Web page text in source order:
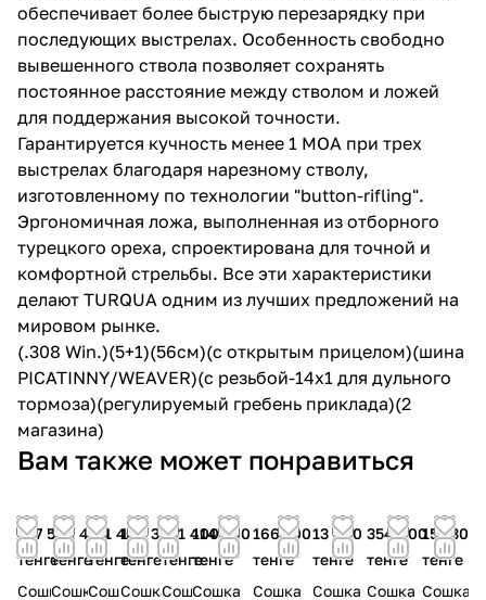
обеспечивает более быструю перезарядку при
последующих выстрелах. Особенность свободно
вывешенного ствола позволяет сохранять
постоянное расстояние между стволом и ложей
для поддержания высокой точности.
Гарантируется кучность менее 1 МОА при трех
выстрелах благодаря нарезному стволу,
изготовленному по технологии "button-rifling".
Эргономичная ложа, выполненная из отборного
турецкого ореха, спроектирована для точной и
комфортной стрельбы. Все эти характеристики
делают TURQUA одним из лучших предложений на
мировом рынке.
(.308 Win.)(5+1)(56cм)(с открытым прицелом)(шина
PICATINNY/WEAVER)(с резьбой-14x1 для дульного
тормоза)(регулируемый гребень приклада)(2
магазина)
Вам также может понравиться
107 500
тенге
Сошка
121 400
тенге
Сошка
121 400
тенге
Сошка
126 300
тенге
Сошка
121 400
тенге
Сошка
114 600
тенге
Сошка
166 700
тенге
Сошка
13 900
тенге
Сошка
354 000
тенге
Сошка
15 730
тенге
Сошка